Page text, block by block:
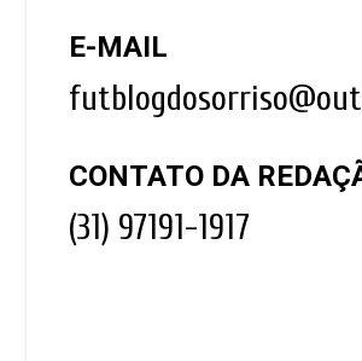
E-MAIL
CONTATO DA
(31) 97191-1917